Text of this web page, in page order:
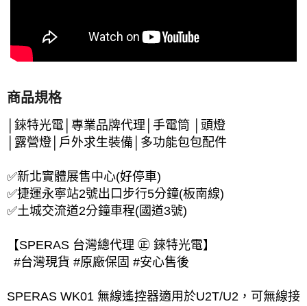
商品規格
│錸特光電│專業品牌代理│手電筒 │頭燈
│露營燈│戶外求生裝備│多功能包包配件
✅新北實體展售中心(好停車)
✅捷運永寧站2號出口步行5分鐘(板南線)
✅土城交流道2分鐘車程(國道3號)
【SPERAS 台灣總代理 ㊣ 錸特光電】
#台灣現貨 #原廠保固 #安心售後
SPERAS WK01 無線遙控器適用於U2T/U2，可無線接